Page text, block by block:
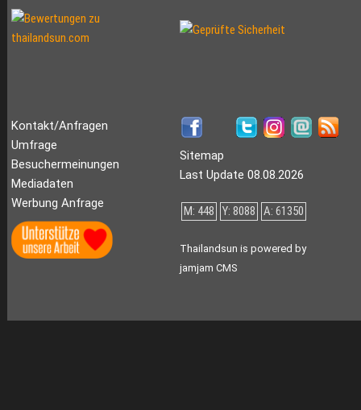
Kontakt/Anfragen
Umfrage
Besuchermeinungen
Mediadaten
Werbung Anfrage
Sitemap
Last Update 08.08.2026
M: 448 Y: 8088 A: 61350
Thailandsun is powered by
jamjam CMS